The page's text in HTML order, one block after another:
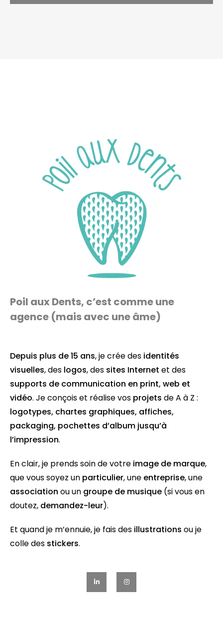
Poil aux Dents, c’est comme une
agence (mais avec une âme)
Depuis plus de 15 ans, je crée des identités
visuelles, des logos, des sites Internet et des
supports de communication en print, web et
vidéo. Je conçois et réalise vos projets de A à Z :
logotypes, chartes graphiques, affiches,
packaging, pochettes d’album jusqu’à
l’impression.
En clair, je prends soin de votre image de marque,
que vous soyez un particulier, une entreprise, une
association ou un groupe de musique (si vous en
doutez, demandez-leur).
Et quand je m’ennuie, je fais des illustrations ou je
colle des stickers.